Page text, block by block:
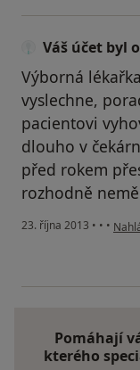
Váš účet byl
Výborná
vyslechne,
pacientovi
dlouho v
před rokem
rozhodně
23. října 2013 • • •
Pomáhají
kterého